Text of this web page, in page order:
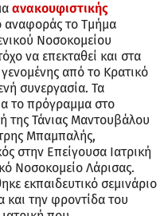
ανακουφιστικής
αναφοράς το Τμήμα
Νοσοκομείου
να επεκταθεί και στα
από το Κρατικό
συνεργασία. Τα
το πρόγραμμα στο
της Τάνιας Μαντουβάλου
Μπαμπαλής,
στην Επείγουσα Ιατρική
Νοσοκομείο Λάρισας.
εκπαιδευτικό σεμινάριο
και την φροντίδα του